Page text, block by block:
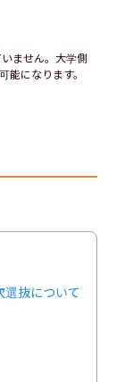
ません。大学側
になります。
抜について